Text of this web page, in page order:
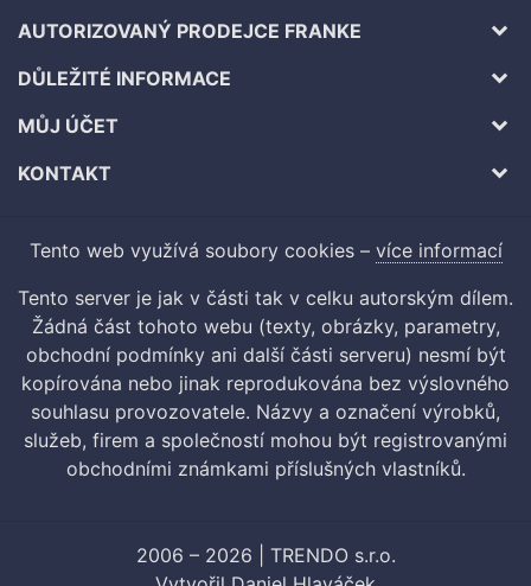
AUTORIZOVANÝ PRODEJCE FRANKE
DŮLEŽITÉ INFORMACE
MŮJ ÚČET
KONTAKT
Tento web využívá soubory cookies – více informací
Tento server je jak v části tak v celku autorským dílem.
Žádná část tohoto webu (texty, obrázky, parametry,
obchodní podmínky ani další části serveru) nesmí být
kopírována nebo jinak reprodukována bez výslovného
souhlasu provozovatele. Názvy a označení výrobků,
služeb, firem a společností mohou být registrovanými
obchodními známkami příslušných vlastníků.
2006 – 2026 | TRENDO s.r.o.